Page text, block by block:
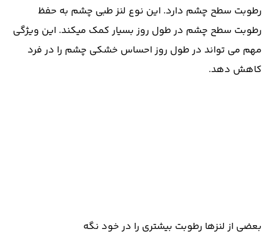
رطوبت سطح چشم دارد. این نوع لنز طبی چشم به حفظ
رطوبت سطح چشم در طول روز بسیار کمک میکند. این ویژگی
مهم می تواند در طول روز احساس خشکی چشم را در فرد
کاهش دهد.
بعضی از لنزها رطوبت بیشتری را در خود نگه